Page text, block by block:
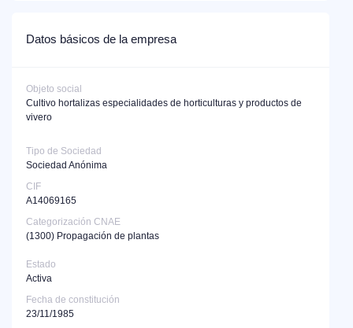
Datos básicos de la empresa
Objeto social
Cultivo hortalizas especialidades de horticulturas y productos de
vivero
Tipo de Sociedad
Sociedad Anónima
CIF
A14069165
Categorización CNAE
(1300) Propagación de plantas
Estado
Activa
Fecha de constitución
23/11/1985